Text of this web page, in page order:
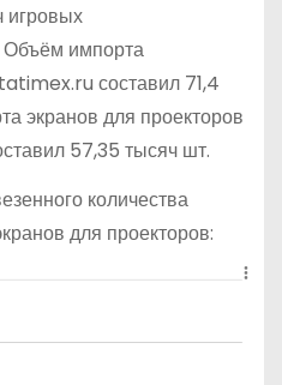
игровых
Объём импорта
составил 71,4
экранов для проекторов
57,35 тысяч шт.
количества
для проекторов: